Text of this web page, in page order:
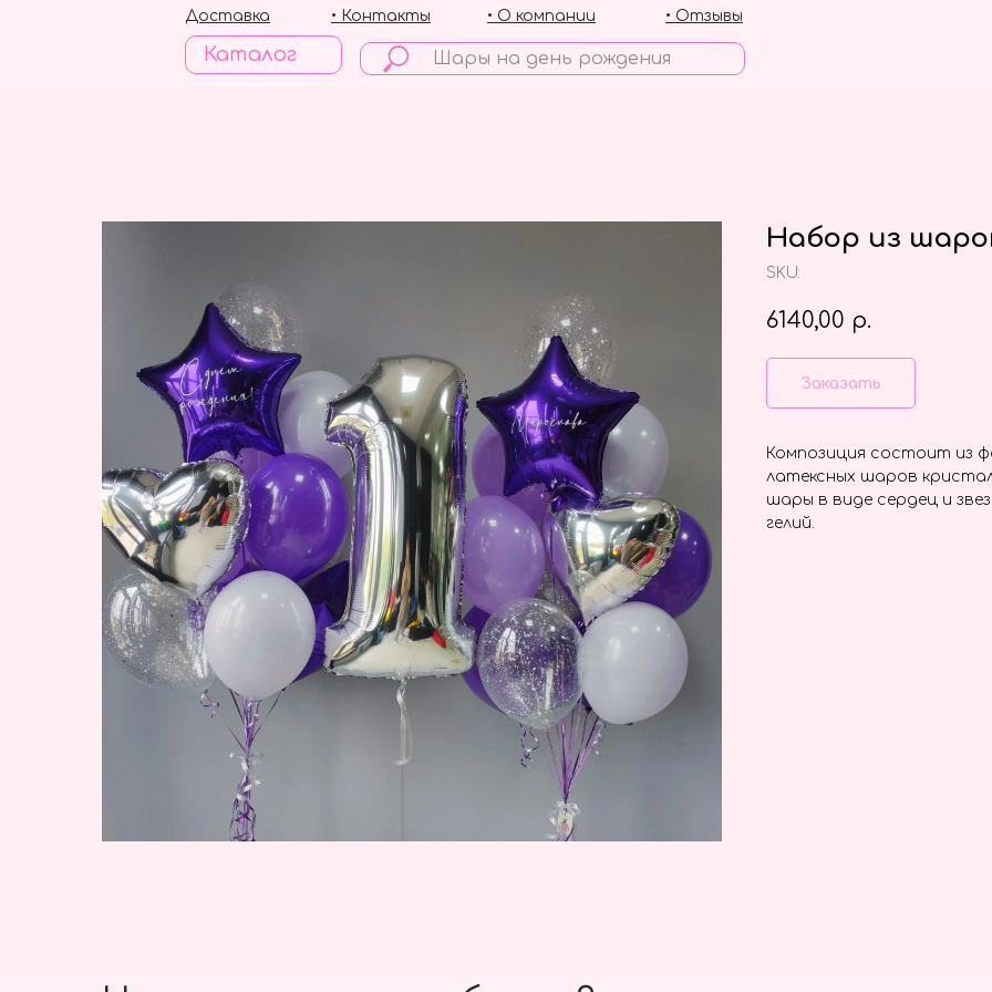
Каталог
• Отзывы
• О компании
• Контакты
Доставка
Набор из
SKU:
6140,00 р.
Заказать
Композиция состоит из
латексных шаров
шары в виде сердец и
гелий.